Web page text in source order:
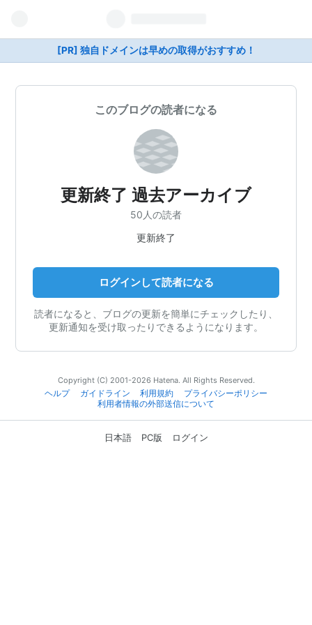
[PR] 独自ドメインは早めの取得がおすすめ！
このブログの読者になる
更新終了 過去アーカイブ
50人の読者
更新終了
ログインして読者になる
読者になると、ブログの更新を簡単にチェックしたり、
更新通知を受け取ったりできるようになります。
Copyright (C) 2001-2026 Hatena. All Rights Reserved.
ヘルプ
ガイドライン 利用規約
プライバシーポリシー
利用者情報の外部送信について
日本語 PC版 ログイン